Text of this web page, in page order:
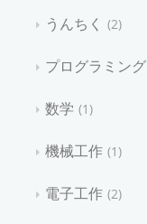
うんちく 2
プログラミング
数学 1
機械工作 1
電子工作 2